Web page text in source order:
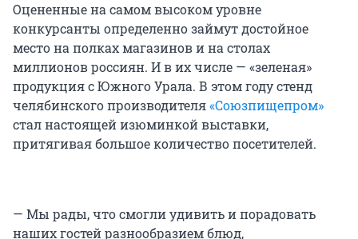
Оцененные на самом высоком уровне
конкурсанты определенно займут достойное
место на полках магазинов и на столах
миллионов россиян. И в их числе — «зеленая»
продукция с Южного Урала. В этом году стенд
челябинского производителя«Союзпищепром»
стал настоящей изюминкой выставки,
притягивая большое количество посетителей.
— Мы рады, что смогли удивить и порадовать
наших гостей разнообразием блюд,